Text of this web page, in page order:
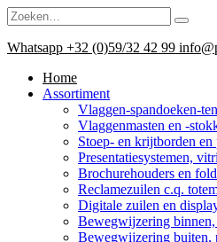
Whatsapp +32 (0)59/32 42 99
Home
Assortiment
Vlaggen-spandoeken-
Vlaggenmasten en -
Stoep- en krijtborden en
Presentatiesystemen,
Brochurehouders en
Reclamezuilen c.q.
Digitale zuilen en
Bewegwijzering
Bewegwijzering buiten,